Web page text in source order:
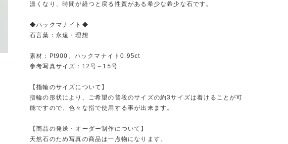
濃くなり、時間が経つと戻る性質がある希少な希少な石です。
◆ハックマナイト◆
石言葉：永遠・理想
素材：Pt900、ハックマナイト0.95ct
参考写真サイズ：12号～15号
【指輪のサイズについて】
指輪の形状により、ご希望の普段のサイズの約3サイズは着けることが可
能ですので、色々な指で使用する事が出来ます。
【商品の発送・オーダー制作について】
天然石のため写真の商品は一点物になります。